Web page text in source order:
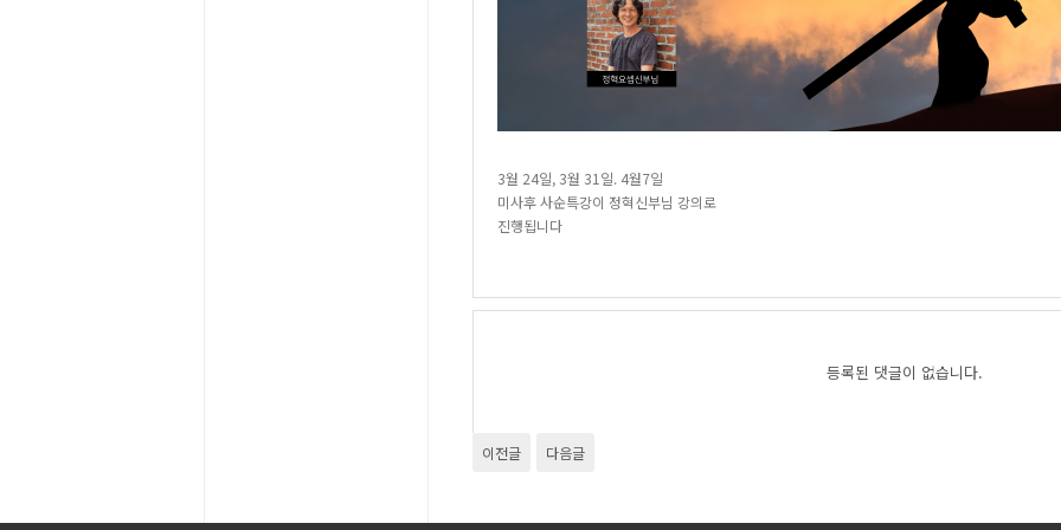
3월 24일, 3월 31일. 4월7일
미사후 사순특강이 정혁신부님 강의로
진행됩니다
등록된 댓글이 없습니다.
이전글 다음글